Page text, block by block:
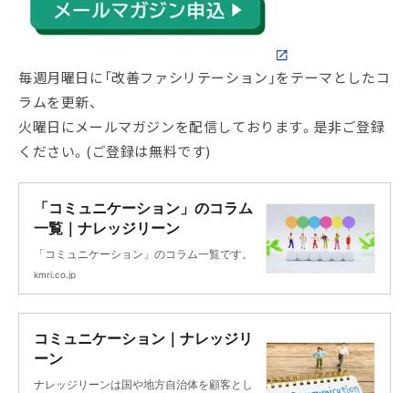
毎週月曜日に「改善ファシリテーション」をテーマとしたコ
ラムを更新、
火曜日にメールマガジンを配信しております。是非ご登録
ください。(ご登録は無料です)
「コミュニケーション」のコラム
一覧｜ナレッジリーン
「コミュニケーション」のコラム一覧です。
kmri.co.jp
コミュニケーション｜ナレッジリ
ーン
ナレッジリーンは国や地方自治体を顧客とし